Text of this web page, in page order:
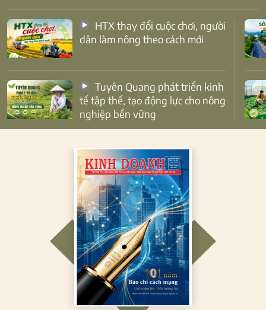
dân làm nông theo cách mới
tế tập thể, tạo động lực cho nông
nghiệp bền vững